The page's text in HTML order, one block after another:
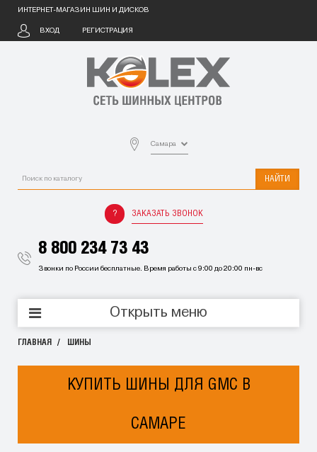
ИНТЕРНЕТ-МАГАЗИН ШИН И ДИСКОВ
ВХОД РЕГИСТРАЦИЯ
Самара
НАЙТИ
ЗАКАЗАТЬ ЗВОНОК
8 800 234 73 43
Звонки по России бесплатные. Время работы с 9:00 до 20:00 пн-вс
Открыть меню
ГЛАВНАЯ ШИНЫ
КУПИТЬ ШИНЫ ДЛЯ GMC В
САМАРЕ